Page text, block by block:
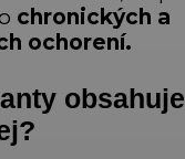
chronických a
ochorení.
obsahuje